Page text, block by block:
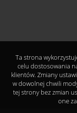
Ta strona
celu dostosowania
klientów. Zmiany
w dowolnej chwili
tej strony bez zmian
one